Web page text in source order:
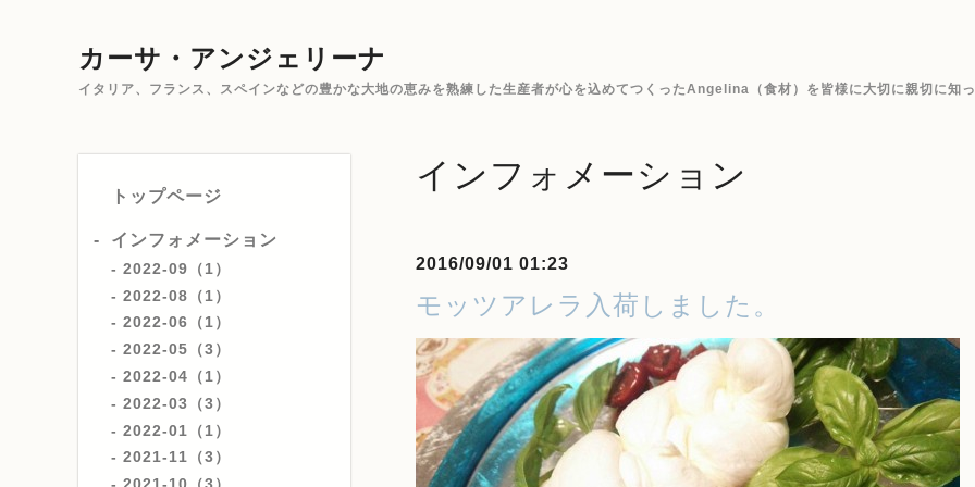
カーサ・アンジェリーナ
イタリア、フランス、スペインなどの豊かな大地の恵みを熟練した生産者が心を込めてつくったAngelina（食材）を皆様に大切に親切に知っ
トップページ
インフォメーション
2022-09（1）
2022-08（1）
2022-06（1）
2022-05（3）
2022-04（1）
2022-03（3）
2022-01（1）
2021-11（3）
インフォメーション
2016/09/01 01:23
モッツアレラ入荷しました。